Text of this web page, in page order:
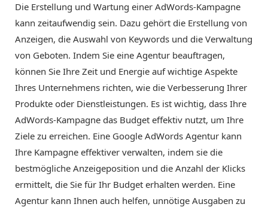
Die Erstellung und Wartung einer AdWords-Kampagne
kann zeitaufwendig sein. Dazu gehört die Erstellung von
Anzeigen, die Auswahl von Keywords und die Verwaltung
von Geboten. Indem Sie eine Agentur beauftragen,
können Sie Ihre Zeit und Energie auf wichtige Aspekte
Ihres Unternehmens richten, wie die Verbesserung Ihrer
Produkte oder Dienstleistungen. Es ist wichtig, dass Ihre
AdWords-Kampagne das Budget effektiv nutzt, um Ihre
Ziele zu erreichen. Eine Google AdWords Agentur kann
Ihre Kampagne effektiver verwalten, indem sie die
bestmögliche Anzeigeposition und die Anzahl der Klicks
ermittelt, die Sie für Ihr Budget erhalten werden. Eine
Agentur kann Ihnen auch helfen, unnötige Ausgaben zu